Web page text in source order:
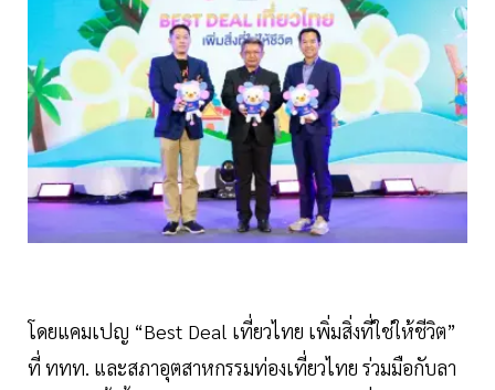
โดยแคมเปญ “Best Deal เที่ยวไทย เพิ่มสิ่งที่ใช่ให้ชีวิต”
ที่ ททท. และสภาอุตสาหกรรมท่องเที่ยวไทย ร่วมมือกับลา